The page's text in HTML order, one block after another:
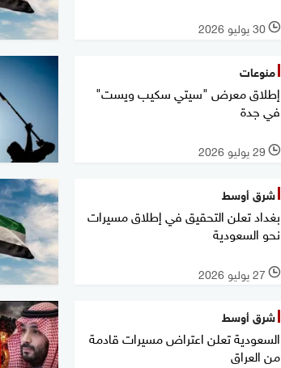
l 30 يوليو 2026
منوعات
إطلاق معرض "سيتي سكيب ويست"
في جدة
l 29 يوليو 2026
شرق أوسط
بغداد تعلن التحقيق في إطلاق مسيرات
نحو السعودية
l 27 يوليو 2026
شرق أوسط
السعودية تعلن اعتراض مسيرات قادمة
من العراق